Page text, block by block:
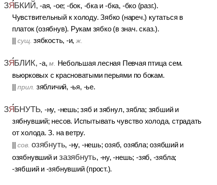
ЗЯБКИЙ, -ая, -ое; -бок, -бка и -бка, -бко (разг.).
Чувствительный к холоду. Зябко (нареч.) кутаться в
платок (озябнув). Рукам зябко (в знач. сказ.).
||сущ. зябкость, -и,ж.
ЗЯБЛИК, -а,м.
Небольшая лесная Певчая птица сем.
вьюрковых с красноватыми перьями по бокам.
||прил. зябличий, -ья, -ье.
ЗЯБНУТЬ, -ну, -нешь; зяб и зябнул, зябла; зябший и
зябнувший; несов. Испытывать чувство холода, страдать
от холода. З. на ветру.
||сов. озябнуть, -ну, -нешь; озяб, озябла; озябший и
озябнувший и зазябнуть, -ну, -нешь; -зяб, -зябла;
-зябший и -зябнувший (прост.).